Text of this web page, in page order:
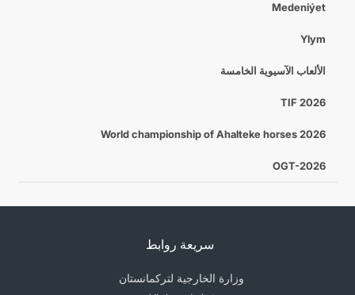
Medeniýet
Ylym
الألعاب الآسيوية الخامسة
TIF 2026
World championship of Ahalteke horses 2026
OGT-2026
سريعة روابط
وزارة الخارجية لتركمانستان